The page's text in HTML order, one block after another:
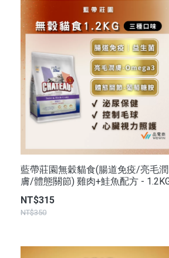
藍帶莊園無穀貓食(腸道免疫/亮毛潤
膚/體態關節) 雞肉+鮭魚配方 -
NT$315
NT$350